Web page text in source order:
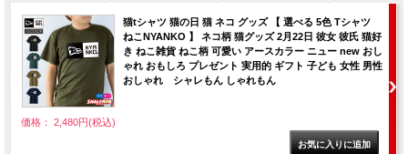
猫tシャツ 猫の日 猫 ネコ グッズ 【 選べる 5色 Tシャツ
ねこNYANKO 】 ネコ柄 猫グッズ 2月22日 彼女 彼氏 猫好
き ねこ雑貨 ねこ柄 可愛い アースカラー ニュー new おし
ゃれ おもしろ プレゼント 実用的 ギフト 子ども 女性 男性
おしゃれ シャレもん しゃれもん
価格： 2,480円(税込)